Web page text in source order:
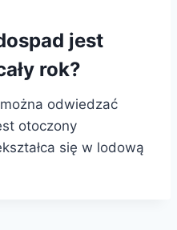
jest
rok?
odwiedzać
otoczony
się w lodową